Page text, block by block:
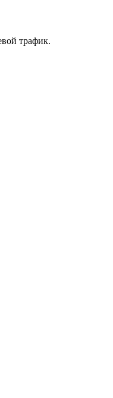
трафик.